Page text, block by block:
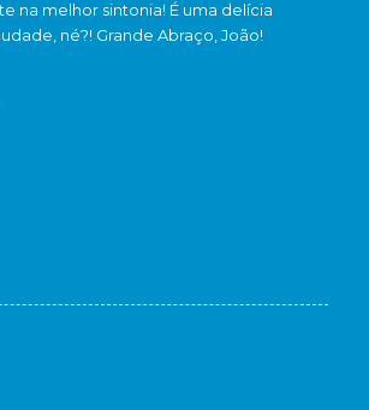
na melhor sintonia! É uma delícia
né?! Grande Abraço, João!